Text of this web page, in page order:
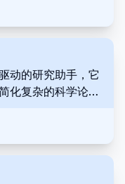
用户友好的界面快
动的研究助手，它
化复杂的科学论